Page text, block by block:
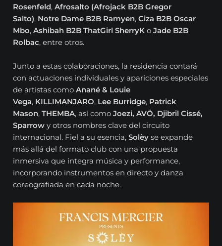
Rosenfeld,Afrosalto (Afrojack B2B Gregor
Salto), Notre Dame B2B Ramyen,Ciza B2B Oscar
Mbo,Ashibah B2B ThatGirl SherryK oJade B2B
Rolbac, entre otros.
Junto a estas colaboraciones, la residencia contará
con actuaciones individuales y apariciones especiales
de artistas comoAnané & Louie
Vega, KILLIMANJARO, Lee Burridge, Patrick
Mason,THEMBA, así comoJoezi, AVÖ, Djibril Cissé,
Sparrow y otros nombres clave del circuito
internacional. Fiel a su esencia,Solèy se expande
más allá del formato club con una propuesta
inmersiva que integra música y performance,
incorporando instrumentos en directo y danza
coreografiada en cada noche.